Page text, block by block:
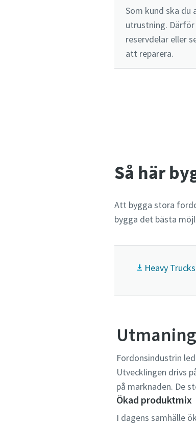
Som kund ska du
utrustning.
reservdelar eller
att reparera.
Så här
Att bygga stora
bygga det bästa
Heavy
Fordonsindustrin
Utvecklingen drivs
på marknaden. De
Ökad produktmix
I dagens samhälle